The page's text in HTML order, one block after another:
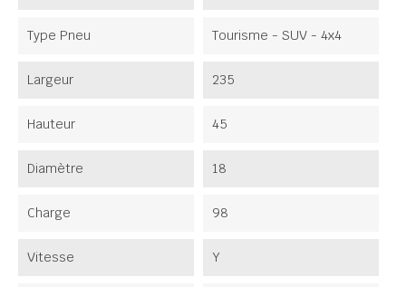
Type Pneu Tourisme - SUV - 4x4
Largeur 235
Hauteur 45
Diamètre 18
Charge 98
Vitesse Y